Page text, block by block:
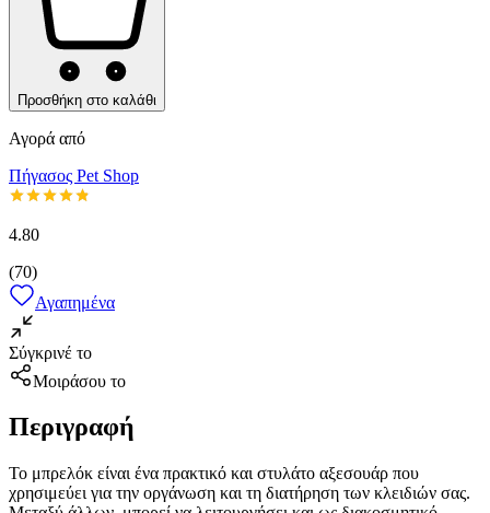
Προσθήκη στο καλάθι
Αγορά από
Πήγασος Pet Shop
4.80
(70)
Αγαπημένα
Σύγκρινέ το
Μοιράσου το
Περιγραφή
Το μπρελόκ είναι ένα πρακτικό και στυλάτο αξεσουάρ που
χρησιμεύει για την οργάνωση και τη διατήρηση των κλειδιών σας.